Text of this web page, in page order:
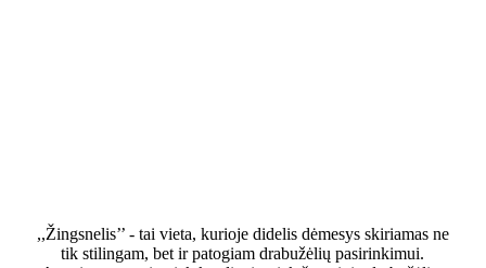
,,Žingsnelis’’ - tai vieta, kurioje didelis dėmesys skiriamas ne
tik stilingam, bet ir patogiam drabužėlių pasirinkimui.